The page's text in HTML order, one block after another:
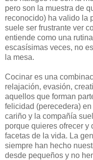
pero son la muestra de
reconocido) ha valido la
suele ser frustrante ver
entiende como una
escasísimas veces, no
la mesa.
Cocinar es una
relajación, evasión,
aquellos que forman
felicidad (perecedera)
cariño y la compañía
porque quieres ofrecer y
facetas de la vida. La
siempre han hecho
desde pequeños y no